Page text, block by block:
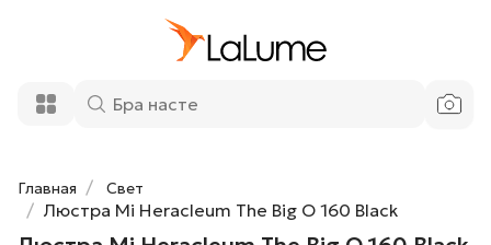
Главная Свет
Люстра Mi Heracleum The Big O 160 Black
Black от ImperiumLoft